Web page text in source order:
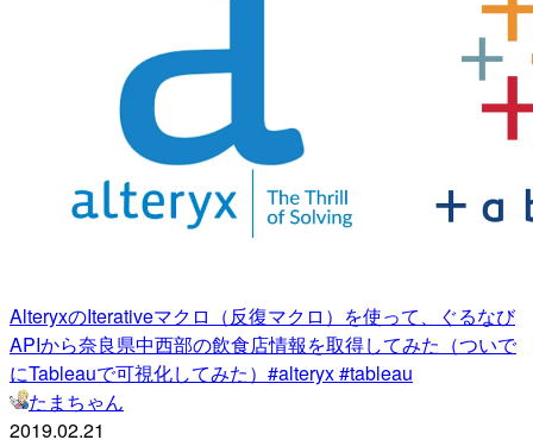
AlteryxのIterativeマクロ（反復マクロ）を使って、ぐるなび
APIから奈良県中西部の飲食店情報を取得してみた（ついで
にTableauで可視化してみた）#alteryx #tableau
たまちゃん
2019.02.21